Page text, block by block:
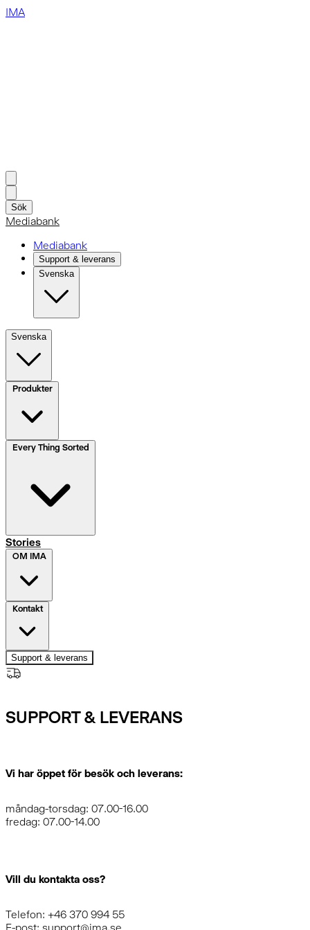
IMA
Sök
Mediabank
Mediabank
Support & leverans
Svenska
Svenska
Produkter
Stories
OM IMA
Kontakt
Support & leverans
SUPPORT & LEVERANS
Vi har öppet för besök och leverans:
måndag-torsdag: 07.00-16.00
fredag: 07.00-14.00
Vill du kontakta oss?
Telefon: +46 370 994 55